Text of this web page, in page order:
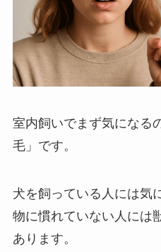
室内飼いでまず気になる
毛」です。
犬を飼っている人には気
物に慣れていない人には
あります。